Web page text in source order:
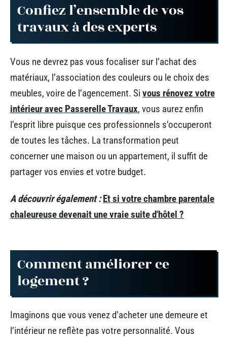
Confiez l’ensemble de vos
travaux à des experts
Vous ne devrez pas vous focaliser sur l’achat des
matériaux, l’association des couleurs ou le choix des
meubles, voire de l’agencement. Si vous rénovez votre
intérieur avec Passerelle Travaux, vous aurez enfin
l’esprit libre puisque ces professionnels s’occuperont
de toutes les tâches. La transformation peut
concerner une maison ou un appartement, il suffit de
partager vos envies et votre budget.
A découvrir également : Et si votre chambre parentale
chaleureuse devenait une vraie suite d'hôtel ?
Comment améliorer ce
logement ?
Imaginons que vous venez d’acheter une demeure et
l’intérieur ne reflète pas votre personnalité. Vous